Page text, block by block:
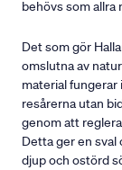
behövs som allra
Det som gör
omslutna av
material fungerar
resårerna utan
genom att
Detta ger en sval
djup och ostörd